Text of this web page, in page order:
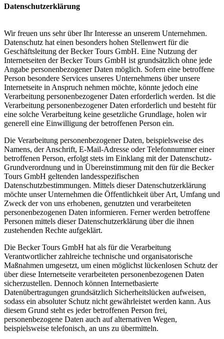
Datenschutzerklärung
Wir freuen uns sehr über Ihr Interesse an unserem Unternehmen.
Datenschutz hat einen besonders hohen Stellenwert für die
Geschäftsleitung der Becker Tours GmbH. Eine Nutzung der
Internetseiten der Becker Tours GmbH ist grundsätzlich ohne jede
Angabe personenbezogener Daten möglich. Sofern eine betroffene
Person besondere Services unseres Unternehmens über unsere
Internetseite in Anspruch nehmen möchte, könnte jedoch eine
Verarbeitung personenbezogener Daten erforderlich werden. Ist die
Verarbeitung personenbezogener Daten erforderlich und besteht für
eine solche Verarbeitung keine gesetzliche Grundlage, holen wir
generell eine Einwilligung der betroffenen Person ein.
Die Verarbeitung personenbezogener Daten, beispielsweise des
Namens, der Anschrift, E-Mail-Adresse oder Telefonnummer einer
betroffenen Person, erfolgt stets im Einklang mit der Datenschutz-
Grundverordnung und in Übereinstimmung mit den für die Becker
Tours GmbH geltenden landesspezifischen
Datenschutzbestimmungen. Mittels dieser Datenschutzerklärung
möchte unser Unternehmen die Öffentlichkeit über Art, Umfang und
Zweck der von uns erhobenen, genutzten und verarbeiteten
personenbezogenen Daten informieren. Ferner werden betroffene
Personen mittels dieser Datenschutzerklärung über die ihnen
zustehenden Rechte aufgeklärt.
Die Becker Tours GmbH hat als für die Verarbeitung
Verantwortlicher zahlreiche technische und organisatorische
Maßnahmen umgesetzt, um einen möglichst lückenlosen Schutz der
über diese Internetseite verarbeiteten personenbezogenen Daten
sicherzustellen. Dennoch können Internetbasierte
Datenübertragungen grundsätzlich Sicherheitslücken aufweisen,
sodass ein absoluter Schutz nicht gewährleistet werden kann. Aus
diesem Grund steht es jeder betroffenen Person frei,
personenbezogene Daten auch auf alternativen Wegen,
beispielsweise telefonisch, an uns zu übermitteln.